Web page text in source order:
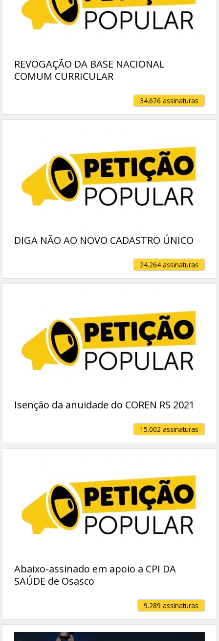
REVOGAÇÃO DA BASE NACIONAL
COMUM CURRICULAR
34.676 assinaturas
DIGA NÃO AO NOVO CADASTRO ÚNICO
24.264 assinaturas
Isenção da anuidade do COREN RS 2021
15.002 assinaturas
Abaixo-assinado em apoio a CPI DA
SAÚDE de Osasco
9.289 assinaturas